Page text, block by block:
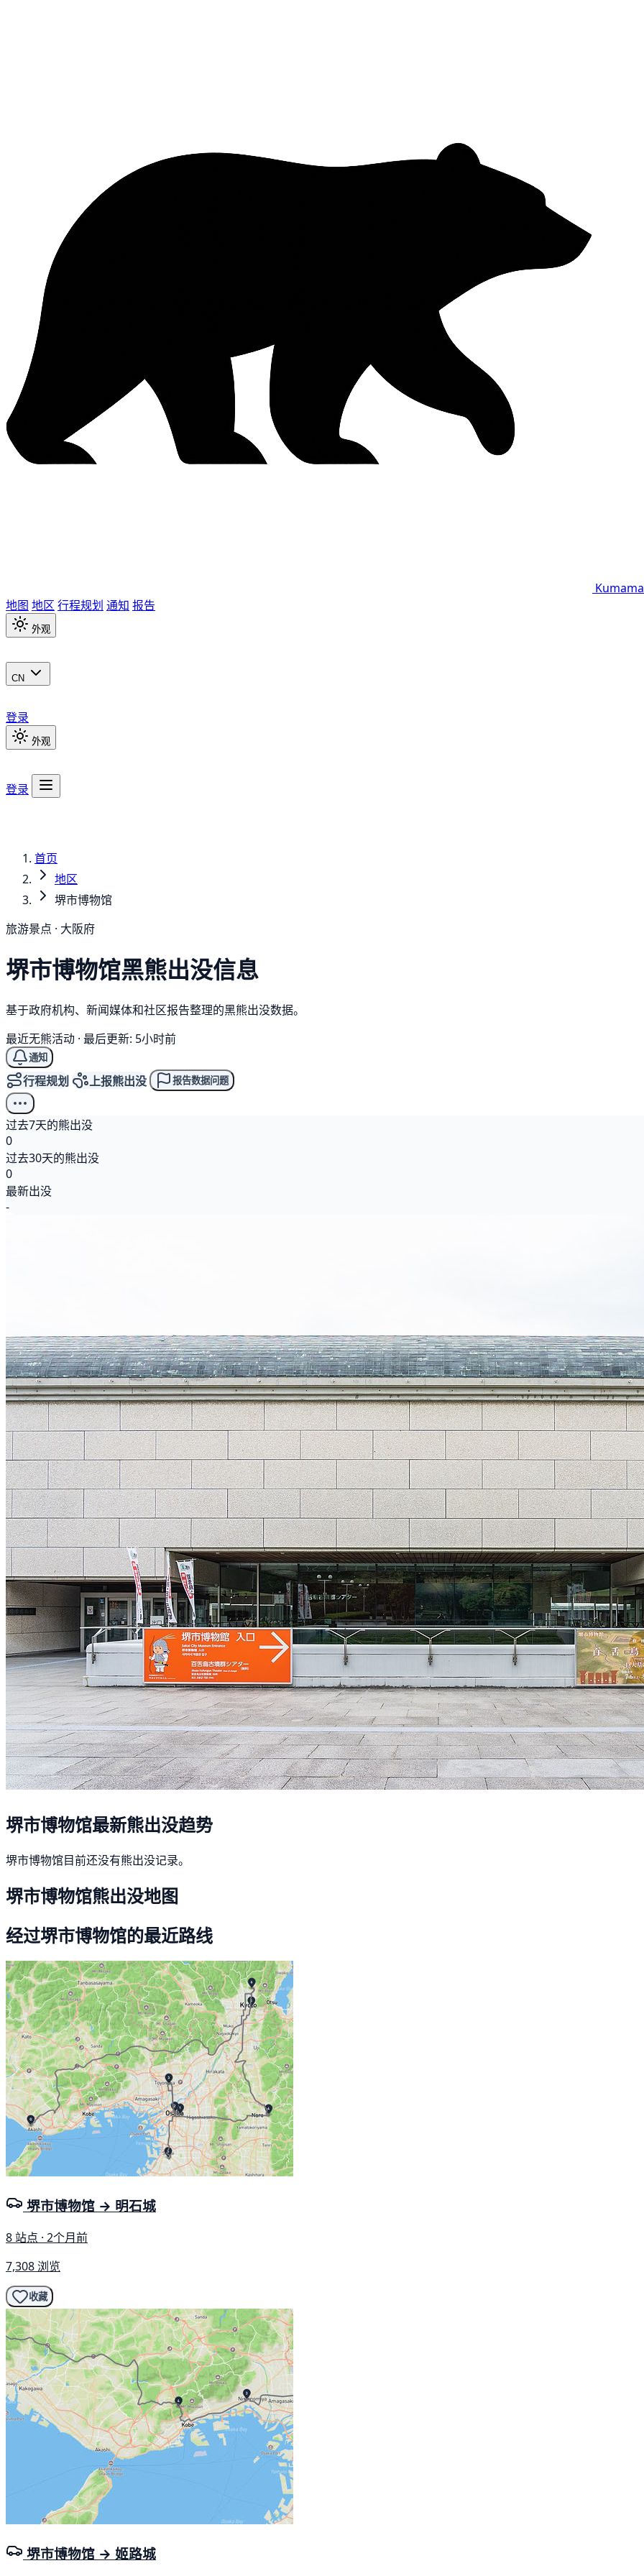
地图 地区 行程规划 通知 报告
外观
CN
登录
外观
登录
首页
地区
堺市博物馆
旅游景点 · 大阪府
堺市博物馆黑熊出没信息
基于政府机构、新闻媒体和社区报告整理的黑熊出没数据。
最近无熊活动 · 最后更新: 5小时前
通知
行程规划 上报熊出没 报告数据问题
过去7天的熊出没
0
过去30天的熊出没
0
最新出没
-
堺市博物馆最新熊出没趋势
堺市博物馆目前还没有熊出没记录。
堺市博物馆熊出没地图
经过堺市博物馆的最近路线
堺市博物馆 → 明石城
8 站点 · 2个月前
7,308 浏览
收藏
堺市博物馆 → 姬路城